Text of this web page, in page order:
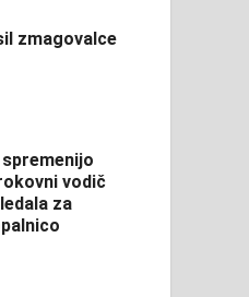
zmagovalce
vodič
za